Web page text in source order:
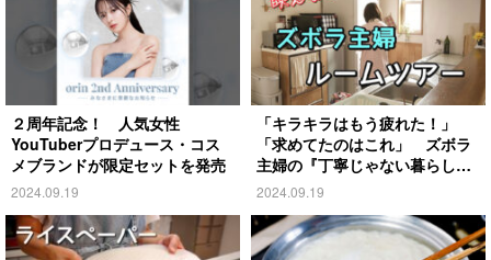
２周年記念！ 人気女性
YouTuberプロデュース・コス
メブランドが限定セットを発売
2024.09.19
「キラキラはもう疲れた！」
「求めてたのはこれ」 ズボラ
主婦の『丁寧じゃない暮らし』
がこちら
2024.09.19